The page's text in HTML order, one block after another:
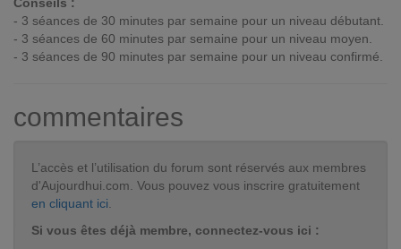
- 3 séances de 30 minutes par semaine pour un niveau débutant.
- 3 séances de 60 minutes par semaine pour un niveau moyen.
- 3 séances de 90 minutes par semaine pour un niveau confirmé.
commentaires
L’accès et l’utilisation du forum sont réservés aux membres
d'Aujourdhui.com. Vous pouvez vous inscrire gratuitement
en cliquant ici
Si vous êtes déjà membre, connectez-vous ici :